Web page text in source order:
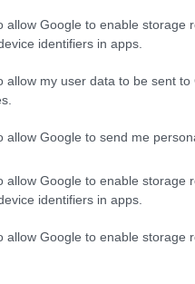
allow Google to enable storage
identifiers in apps.
allow my user data to be sent
allow Google to send me
allow Google to enable storage
identifiers in apps.
allow Google to enable storage